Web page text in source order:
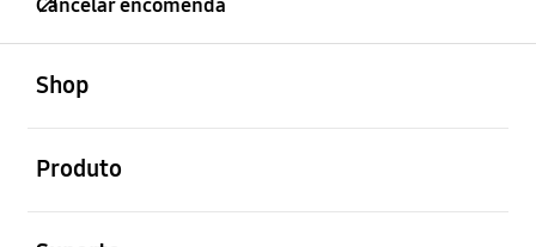
Cancelar encomenda
Shop
Produto